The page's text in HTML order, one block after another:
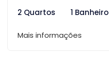
2 Quartos
1 Banheiro
Mais informações